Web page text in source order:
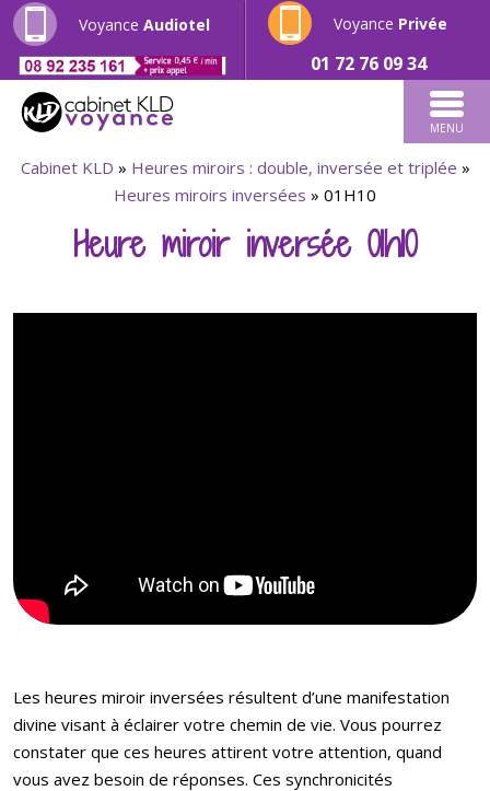
Voyance Audiotel Voyance Privée
01 72 76 09 34
MENU
Cabinet KLD » Heures miroirs : double, inversée et triplée »
Heures miroirs inversées » 01H10
Heure miroir inversée 01h10
Les heures miroir inversées résultent d’une manifestation
divine visant à éclairer votre chemin de vie. Vous pourrez
constater que ces heures attirent votre attention, quand
vous avez besoin de réponses. Ces synchronicités